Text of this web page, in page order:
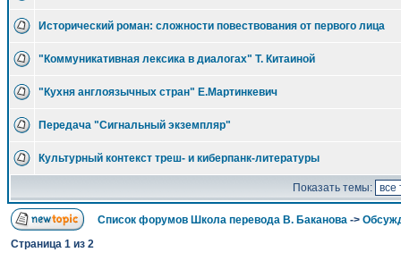
Исторический роман: сложности повествования от первого лица
"Коммуникативная лексика в диалогах" Т. Китаиной
"Кухня англоязычных стран" Е.Мартинкевич
Передача "Сигнальный экземпляр"
Культурный контекст треш- и киберпанк-литературы
Показать темы:
Список форумов Школа перевода В. Баканова ->
Страница 1 из 2